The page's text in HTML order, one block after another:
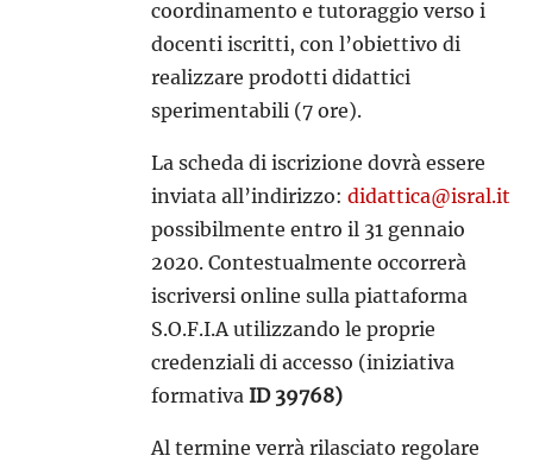
coordinamento e tutoraggio verso i
docenti iscritti, con l’obiettivo di
realizzare prodotti didattici
sperimentabili (7 ore).
La scheda di iscrizione dovrà essere
inviata all’indirizzo: didattica@isral.it
possibilmente entro il 31 gennaio
2020. Contestualmente occorrerà
iscriversi online sulla piattaforma
S.O.F.I.A utilizzando le proprie
credenziali di accesso (iniziativa
formativa ID 39768)
Al termine verrà rilasciato regolare